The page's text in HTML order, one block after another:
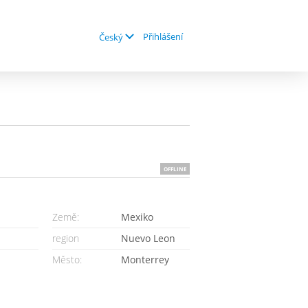
Český Přihlášení
OFFLINE
Země:
Mexiko
region
Nuevo Leon
Město:
Monterrey